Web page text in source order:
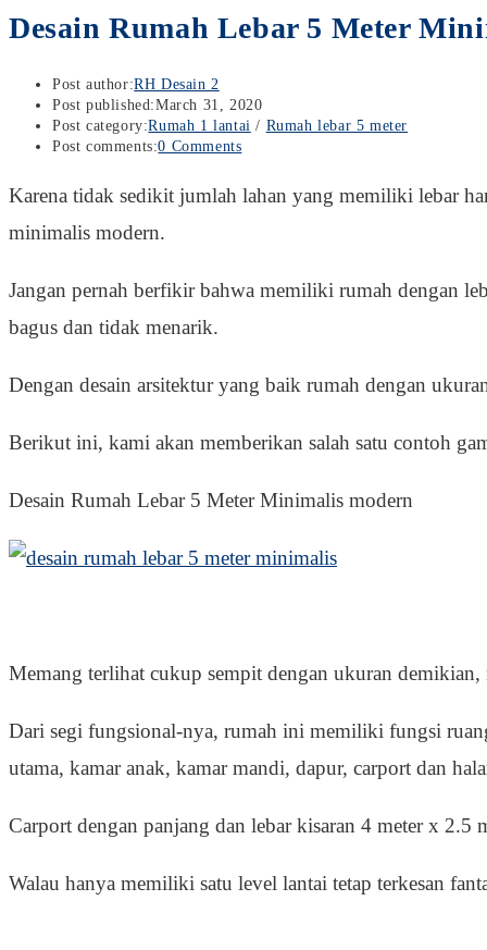
Desain Rumah Lebar 5 Meter
Post author:RH Desain 2
Post published:March 31, 2020
Post category:Rumah 1 lantai / Rumah lebar 5 meter
Post comments:0 Comments
Karena tidak sedikit jumlah lahan yang memiliki lebar
minimalis modern.
Jangan pernah berfikir bahwa memiliki rumah dengan
bagus dan tidak menarik.
Dengan desain arsitektur yang baik rumah dengan
Berikut ini, kami akan memberikan salah satu contoh
Desain Rumah Lebar 5 Meter Minimalis modern
Memang terlihat cukup sempit dengan ukuran
Dari segi fungsional-nya, rumah ini memiliki fungsi
utama, kamar anak, kamar mandi, dapur, carport dan
Carport dengan panjang dan lebar kisaran 4 meter x
Walau hanya memiliki satu level lantai tetap terkesan